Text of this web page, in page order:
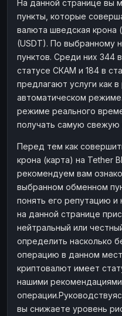
ЗК
USD
Наличные RUB
Наличные
Наличные
На данной странице вы
пункты, которые
валюта шведская крона
(USDT). По выбранному
пунктов. Среди них 344
статусе СКАМ и 184 в
предлагают услуги как
автоматическом
режиме реального
получать самую
Перед тем как
крона (карта) на Tether
рекомендуем вам
выбранном обменном
понять его репутацию
на данной странице
нейтральный или
определить насколько
операцию в данном
криптовалют имеет
нашими
вы снижаете уровень